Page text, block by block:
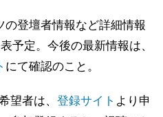
の登壇者情報など詳細情報
予定。今後の最新情報は、
にて確認のこと。
望者は、 登録サイト より申